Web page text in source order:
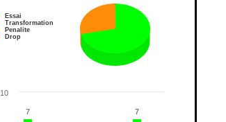
Essai
Transformation
Penalite
Drop
7
7 7
7
10